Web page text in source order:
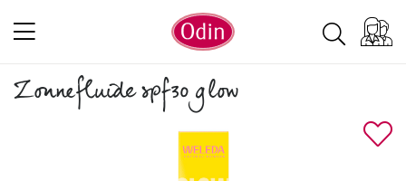
Zonnefluide spf30 glow